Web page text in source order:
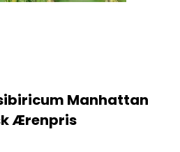
Manhattan
Ærenpris